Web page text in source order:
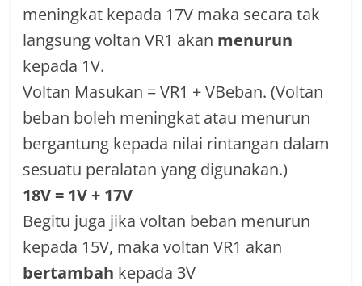
meningkat kepada 17V maka secara tak
langsung voltan VR1 akan menurun
kepada 1V.
Voltan Masukan = VR1 + VBeban. (Voltan
beban boleh meningkat atau menurun
bergantung kepada nilai rintangan dalam
sesuatu peralatan yang digunakan.)
18V = 1V + 17V
Begitu juga jika voltan beban menurun
kepada 15V, maka voltan VR1 akan
bertambah kepada 3V